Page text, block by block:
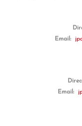
Email:
Email: